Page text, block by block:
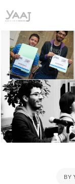
to
content vida
BY